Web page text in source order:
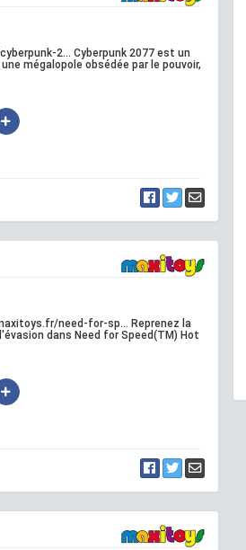
2... Cyberpunk 2077 est un
mégalopole obsédée par le pouvoir,
need-for-sp... Reprenez la
dans Need for Speed(TM) Hot